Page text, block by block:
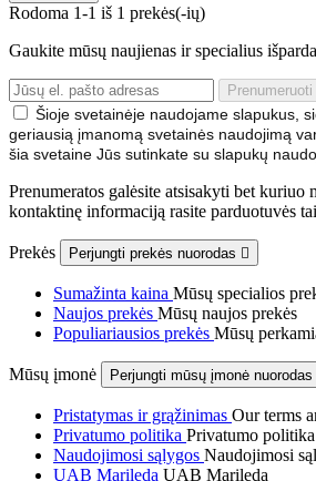
Rodoma 1-1 iš 1 prekės(-ių)
Gaukite mūsų naujienas ir specialius
Šioje svetainėje naudojame slapukus,
geriausią įmanomą svetainės naudojimą
šia svetaine Jūs sutinkate su slapukų
Prenumeratos galėsite atsisakyti bet kuriuo
kontaktinę informaciją rasite parduotuvės
Prekės Perjungti prekės nuorodas 
Sumažinta kaina Mūsų specialios
Naujos prekės Mūsų naujos prekės
Populiariausios prekės Mūsų
Mūsų įmonė Perjungti mūsų įmonė nuorodas
Pristatymas ir grąžinimas Our terms
Privatumo politika Privatumo politika
Naudojimosi sąlygos Naudojimosi
UAB Marileda UAB Marileda